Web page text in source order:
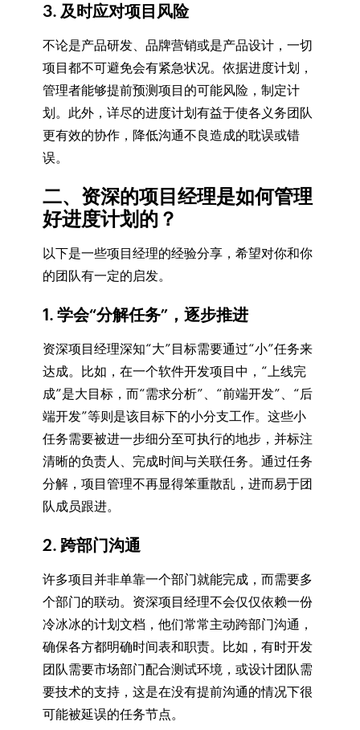
3. 及时应对项目风险
不论是产品研发、品牌营销或是产品设计，一切
项目都不可避免会有紧急状况。依据进度计划，
管理者能够提前预测项目的可能风险，制定计
划。此外，详尽的进度计划有益于使各义务团队
更有效的协作，降低沟通不良造成的耽误或错
误。
二、资深的项目经理是如何管理
好进度计划的？
以下是一些项目经理的经验分享，希望对你和你
的团队有一定的启发。
1. 学会“分解任务”，逐步推进
资深项目经理深知“大”目标需要通过“小”任务来
达成。比如，在一个软件开发项目中，“上线完
成”是大目标，而“需求分析”、“前端开发”、“后
端开发”等则是该目标下的小分支工作。这些小
任务需要被进一步细分至可执行的地步，并标注
清晰的负责人、完成时间与关联任务。通过任务
分解，项目管理不再显得笨重散乱，进而易于团
队成员跟进。
2. 跨部门沟通
许多项目并非单靠一个部门就能完成，而需要多
个部门的联动。资深项目经理不会仅仅依赖一份
冷冰冰的计划文档，他们常常主动跨部门沟通，
确保各方都明确时间表和职责。比如，有时开发
团队需要市场部门配合测试环境，或设计团队需
要技术的支持，这是在没有提前沟通的情况下很
可能被延误的任务节点。